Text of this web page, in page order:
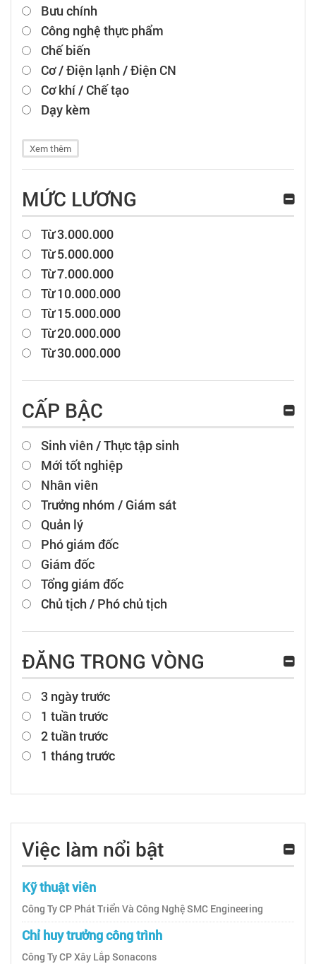
Bưu chính
Công nghệ thực phẩm
Chế biến
Cơ / Điện lạnh / Điện CN
Cơ khí / Chế tạo
Dạy kèm
Xem thêm
MỨC LƯƠNG
Từ 3.000.000
Từ 5.000.000
Từ 7.000.000
Từ 10.000.000
Từ 15.000.000
Từ 20.000.000
Từ 30.000.000
CẤP BẬC
Sinh viên / Thực tập sinh
Mới tốt nghiệp
Nhân viên
Trưởng nhóm / Giám sát
Quản lý
Phó giám đốc
Giám đốc
Tổng giám đốc
Chủ tịch / Phó chủ tịch
ĐĂNG TRONG VÒNG
3 ngày trước
1 tuần trước
2 tuần trước
1 tháng trước
Việc làm nổi bật
Kỹ thuật viên
Công Ty CP Phát Triển Và Công Nghệ SMC Engineering
Chỉ huy trưởng công trình
Công Ty CP Xây Lắp Sonacons